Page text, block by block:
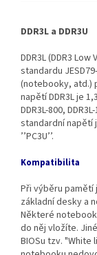
DDR3L a DDR3U
DDR3L (DDR3
standardu
(notebooky, atd.)
napětí DDR3L je
DDR3L‐800,
standardní napětí
’’PC3U’’.
Kompatibilita
Při výběru
základní desky a
Některé
do něj vložíte.
BIOSu tzv.